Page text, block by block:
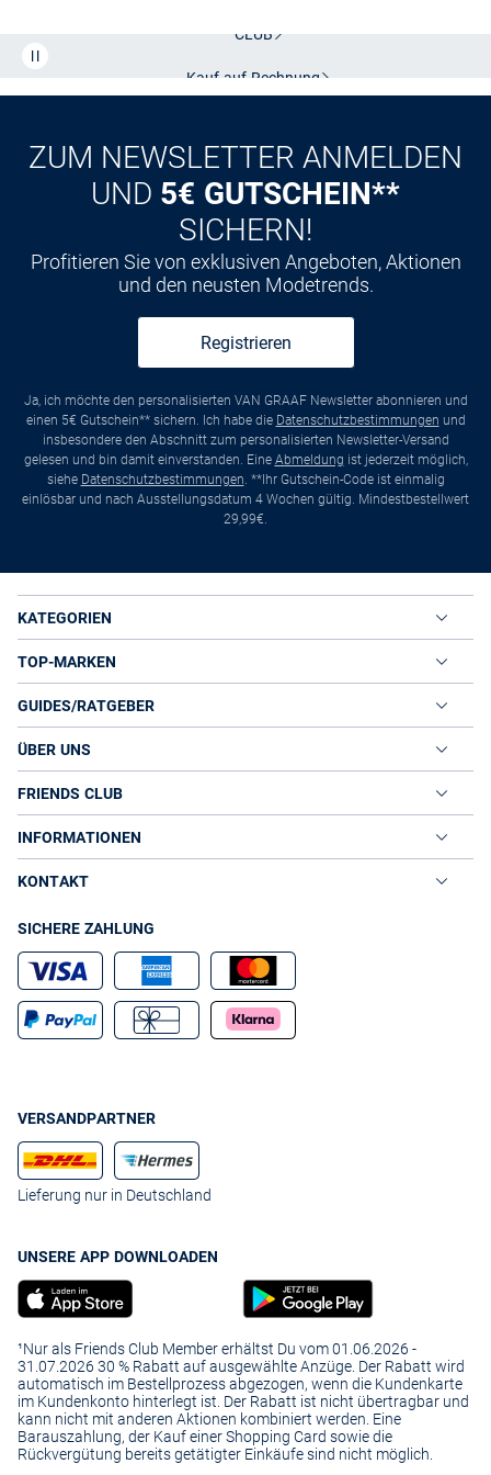
CLUB
Kauf auf Rechnung
ZUM NEWSLETTER ANMELDEN
UND 5€ GUTSCHEIN**
SICHERN!
Profitieren Sie von exklusiven Angeboten, Aktionen
und den neusten Modetrends.
Registrieren
Ja, ich möchte den personalisierten VAN GRAAF Newsletter abonnieren und
einen 5€ Gutschein** sichern. Ich habe die Datenschutzbestimmungen und
insbesondere den Abschnitt zum personalisierten Newsletter-Versand
gelesen und bin damit einverstanden. Eine Abmeldung ist jederzeit möglich,
siehe Datenschutzbestimmungen. **Ihr Gutschein-Code ist einmalig
einlösbar und nach Ausstellungsdatum 4 Wochen gültig. Mindestbestellwert
29,99€.
KATEGORIEN
TOP-MARKEN
GUIDES/RATGEBER
ÜBER UNS
FRIENDS CLUB
INFORMATIONEN
KONTAKT
SICHERE ZAHLUNG
VERSANDPARTNER
Lieferung nur in Deutschland
UNSERE APP DOWNLOADEN
¹Nur als Friends Club Member erhältst Du vom 01.06.2026 -
31.07.2026 30 % Rabatt auf ausgewählte Anzüge. Der Rabatt wird
automatisch im Bestellprozess abgezogen, wenn die Kundenkarte
im Kundenkonto hinterlegt ist. Der Rabatt ist nicht übertragbar und
kann nicht mit anderen Aktionen kombiniert werden. Eine
Barauszahlung, der Kauf einer Shopping Card sowie die
Rückvergütung bereits getätigter Einkäufe sind nicht möglich.